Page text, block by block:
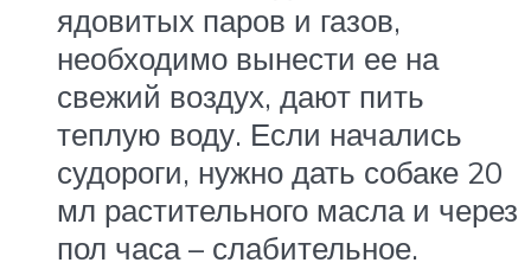
ядовитых паров и газов,
необходимо вынести ее на
свежий воздух, дают пить
теплую воду. Если начались
судороги, нужно дать собаке 20
мл растительного масла и через
пол часа – слабительное.